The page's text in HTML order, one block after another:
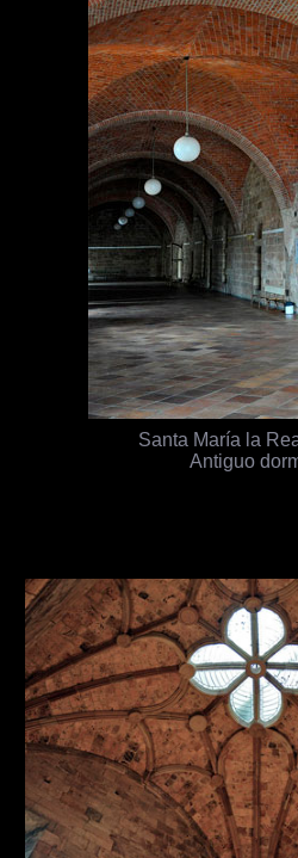
Santa María la
Antiguo